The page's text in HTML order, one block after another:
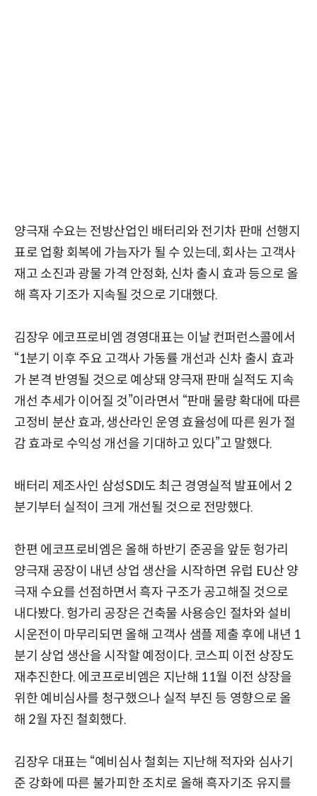
양극재 수요는 전방산업인 배터리와 전기차 판매 선행지
표로 업황 회복에 가늠자가 될 수 있는데, 회사는 고객사
재고 소진과 광물 가격 안정화, 신차 출시 효과 등으로 올
해 흑자 기조가 지속될 것으로 기대했다.
김장우 에코프로비엠 경영대표는 이날 컨퍼런스콜에서
“1분기 이후 주요 고객사 가동률 개선과 신차 출시 효과
가 본격 반영될 것으로 예상돼 양극재 판매 실적도 지속
개선 추세가 이어질 것”이라면서 “판매 물량 확대에 따른
고정비 분산 효과, 생산라인 운영 효율성에 따른 원가 절
감 효과로 수익성 개선을 기대하고 있다”고 말했다.
배터리 제조사인 삼성SDI도 최근 경영실적 발표에서 2
분기부터 실적이 크게 개선될 것으로 전망했다.
한편 에코프로비엠은 올해 하반기 준공을 앞둔 헝가리
양극재 공장이 내년 상업 생산을 시작하면 유럽 EU산 양
극재 수요를 선점하면서 흑자 구조가 공고해질 것으로
내다봤다. 헝가리 공장은 건축물 사용승인 절차와 설비
시운전이 마무리되면 올해 고객사 샘플 제출 후에 내년 1
분기 상업 생산을 시작할 예정이다. 코스피 이전 상장도
재추진한다. 에코프로비엠은 지난해 11월 이전 상장을
위한 예비심사를 청구했으나 실적 부진 등 영향으로 올
해 2월 자진 철회했다.
김장우 대표는 “예비심사 철회는 지난해 적자와 심사기
준 강화에 따른 불가피한 조치로 올해 흑자기조 유지를